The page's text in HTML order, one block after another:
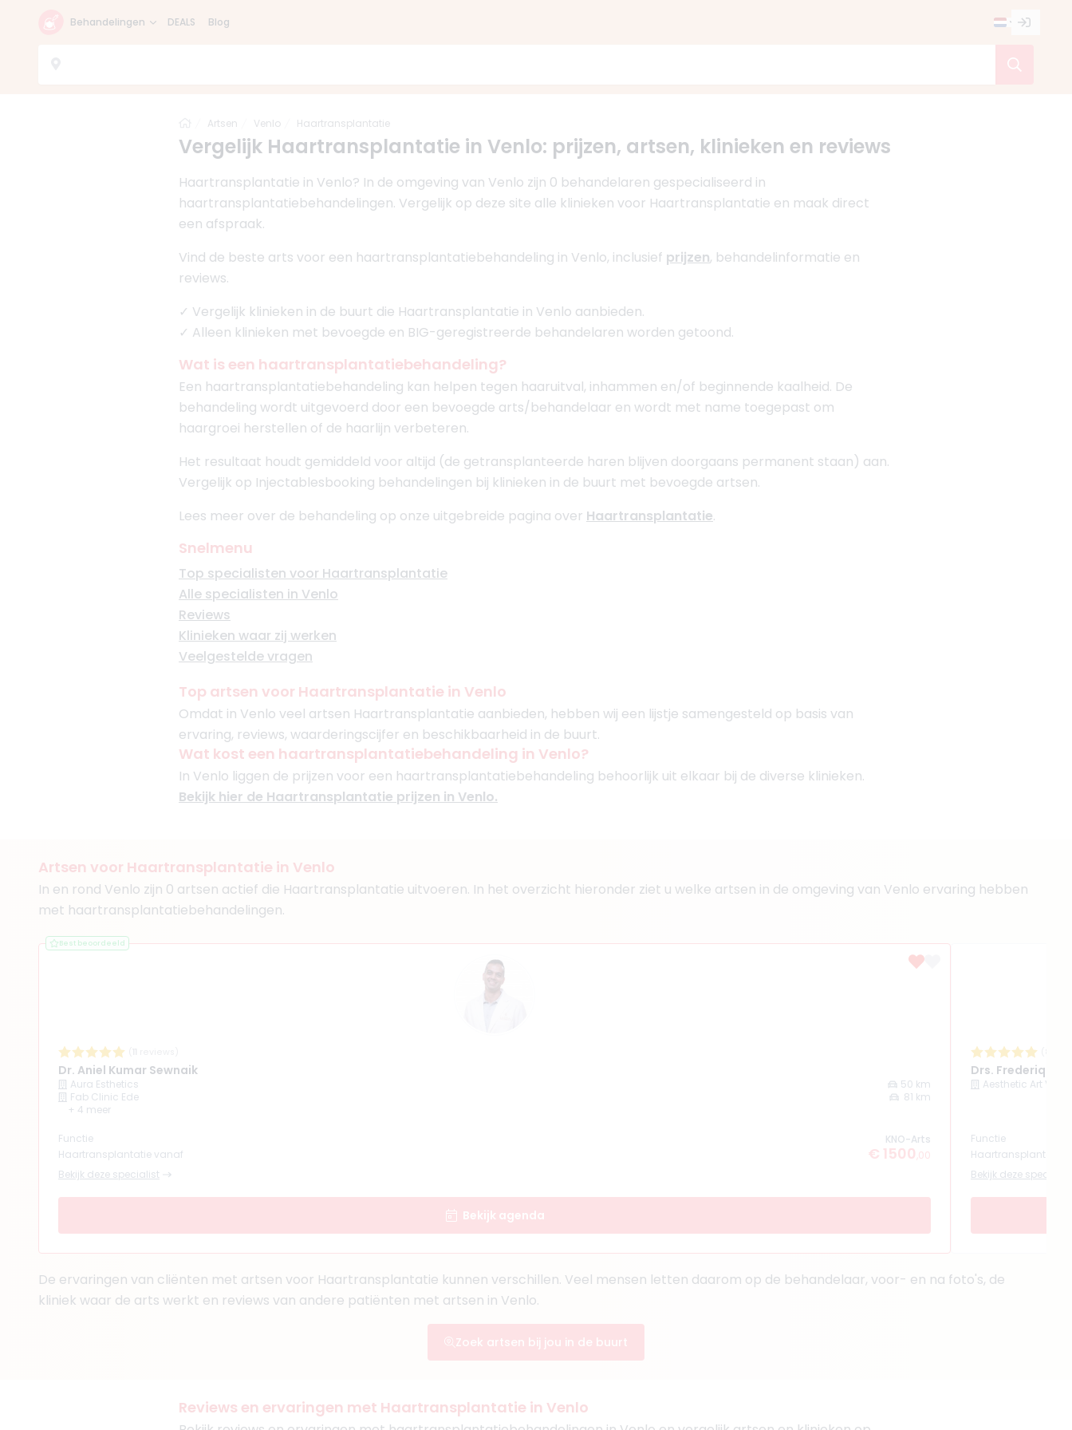
Behandelingen DEALS Blog
Home
Artsen Venlo Haartransplantatie
Vergelijk Haartransplantatie in Venlo: prijzen, artsen, klinieken en reviews
Haartransplantatie in Venlo? In de omgeving van Venlo zijn 0 behandelaren gespecialiseerd in
haartransplantatiebehandelingen. Vergelijk op deze site alle klinieken voor Haartransplantatie en maak direct
een afspraak.
Vind de beste arts voor een haartransplantatiebehandeling in Venlo, inclusief prijzen, behandelinformatie en
reviews.
✓ Vergelijk klinieken in de buurt die Haartransplantatie in Venlo aanbieden.
✓ Alleen klinieken met bevoegde en BIG-geregistreerde behandelaren worden getoond.
Wat is een haartransplantatiebehandeling?
Een haartransplantatiebehandeling kan helpen tegen haaruitval, inhammen en/of beginnende kaalheid. De
behandeling wordt uitgevoerd door een bevoegde arts/behandelaar en wordt met name toegepast om
haargroei herstellen of de haarlijn verbeteren.
Het resultaat houdt gemiddeld voor altijd (de getransplanteerde haren blijven doorgaans permanent staan) aan.
Vergelijk op Injectablesbooking behandelingen bij klinieken in de buurt met bevoegde artsen.
Lees meer over de behandeling op onze uitgebreide pagina over Haartransplantatie.
Snelmenu
Top specialisten voor Haartransplantatie
Alle specialisten in Venlo
Reviews
Klinieken waar zij werken
Veelgestelde vragen
Top artsen voor Haartransplantatie in Venlo
Omdat in Venlo veel artsen Haartransplantatie aanbieden, hebben wij een lijstje samengesteld op basis van
ervaring, reviews, waarderingscijfer en beschikbaarheid in de buurt.
Wat kost een haartransplantatiebehandeling in Venlo?
In Venlo liggen de prijzen voor een haartransplantatiebehandeling behoorlijk uit elkaar bij de diverse klinieken.
Bekijk hier de Haartransplantatie prijzen in Venlo.
Artsen voor Haartransplantatie in Venlo
In en rond Venlo zijn 0 artsen actief die Haartransplantatie uitvoeren. In het overzicht hieronder ziet u welke artsen in de omgeving van Venlo ervaring hebben
met haartransplantatiebehandelingen.
Best beoordeeld
Dr. Aniel Kumar Sewnaik
Aura Esthetics
50 km
Fab Clinic Ede
81 km
+ 4 meer
Functie
KNO-Arts
Haartransplantatie vanaf
€ 1500 ,00
Bekijk deze specialist
Bekijk agenda
Drs. Frederique
Aesthetic Art
Functie
Haartransplantatie
Bekijk deze specialist
De ervaringen van cliënten met artsen voor Haartransplantatie kunnen verschillen. Veel mensen letten daarom op de behandelaar, voor- en na foto's, de
kliniek waar de arts werkt en reviews van andere patiënten met artsen in Venlo.
Zoek artsen bij jou in de buurt
Reviews en ervaringen met Haartransplantatie in Venlo